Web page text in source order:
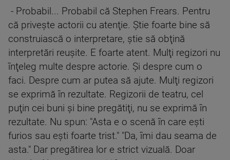
- Probabil... Probabil că Stephen Frears. Pentru
că priveşte actorii cu atenţie. Ştie foarte bine să
construiască o interpretare, ştie să obţină
interpretări reuşite. E foarte atent. Mulţi regizori nu
înţeleg multe despre actorie. Şi despre cum o
faci. Despre cum ar putea să ajute. Mulţi regizori
se exprimă în rezultate. Regizorii de teatru, cel
puţin cei buni şi bine pregătiţi, nu se exprimă în
rezultate. Nu spun: "Asta e o scenă în care eşti
furios sau eşti foarte trist." "Da, îmi dau seama de
asta." Dar pregătirea lor e strict vizuală. Doar